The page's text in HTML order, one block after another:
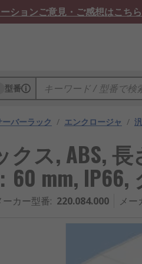
ションご意見・ご感想はこちら
型番
バーラック / エンクロージャ /
クス, ABS,
60 mm, IP66,
ーカー型番: 220.084.000 メー